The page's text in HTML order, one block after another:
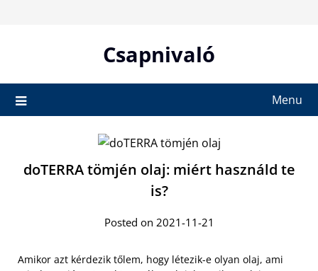
Csapnivaló
Menu
doTERRA tömjén olaj: miért használd te
is?
Posted on 2021-11-21
Amikor azt kérdezik tőlem, hogy létezik-e olyan olaj, ami